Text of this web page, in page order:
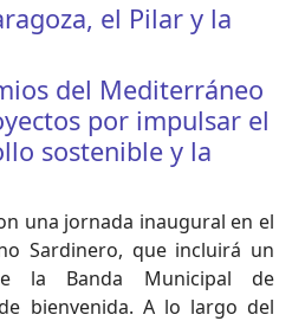
el Pilar y la
del Mediterráneo
por impulsar el
sostenible y la
una jornada inaugural en el
Sardinero, que incluirá un
la Banda Municipal de
bienvenida. A lo largo del